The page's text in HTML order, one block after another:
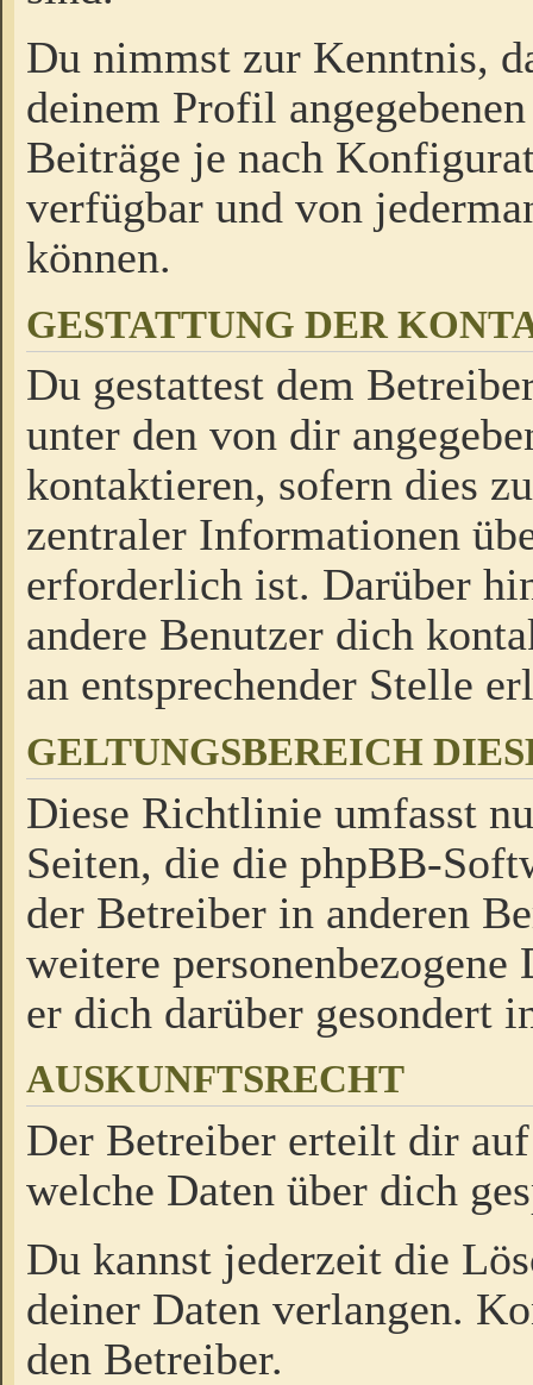
Du nimmst zur Kenntnis,
deinem Profil
Beiträge je nach
verfügbar und von
können.
GESTATTUNG DER
Du gestattest dem
unter den von dir
kontaktieren, sofern dies
zentraler Informationen
erforderlich ist. Darüber
andere Benutzer dich
an entsprechender Stelle
GELTUNGSBEREICH
Diese Richtlinie umfasst
Seiten, die die phpBB-
der Betreiber in anderen
weitere
er dich darüber gesondert
AUSKUNFTSRECHT
Der Betreiber erteilt dir
welche Daten über dich
Du kannst jederzeit die
deiner Daten verlangen.
den Betreiber.